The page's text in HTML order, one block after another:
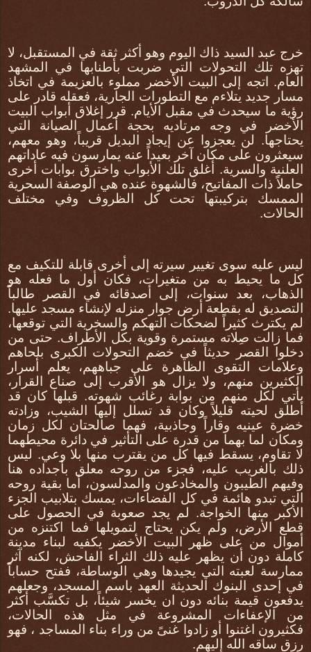
خرج عبد السيد ذاك اليوم وهو أكثر ثقة في المستقبل، لا
تهزه تلك التحولات التي ضربت بأطنابها في المشهد
العام. اتجه إلى البيت الأخضر مملوء بالعزيمة في اتخاذ
مسار جديد يتلاءم مع التطورات الجارية، فعقله قادر على
رؤية ما سيحدث في مقبل الأيام. قرر إغلاق أبواب البيت
الأخضر في وجه مرتاديه بحجة أعمال الصيانة التي
يحتاجها. لن يعجزوا عن إيجاد البديل قريباً، وهو معهم،
سيعثرون على مكان آخر بعيداً عنه يمارسون فيه عاداتهم
العلنية والسرية. أغلق تلك الأبواب واخترق بوابات أخرى
حاملاً ذات المفاتيح، فالشهوة عنده هي الوصفة السحرية
الممسك بتركيبتها تحت كل الظروف وفي مختلف
الحالات.
ليس عليه سوى تغيير سيرته إلى أخرى قابلة للتكيف مع
كل ما يحيط به من متغيرات، فكان أول ما فعله هو
الذهاب، بعد سنوات، إلى أصدقائه في القصر طالباً
التصديق له بقطعة أرض جوار منزله لإنشاء مسجد عليها.
لم يكترث كثيراً لضحكات التهكم والسخرية التي توقعها،
فما زالت صِلاته مستمرة وقوية بكل الأطراف. حتى من
دخلوا القصر حديثاً في خضم التحولات الكبرى بلحاهم
وعلامات التقوى الظاهرة على جباههم، يعلم أسرار
الكثيرين منهم، ولا يزال هو الأقرب إلى صناع القرار،
يأتي لكل منهم من بوابة رغائب شهوته. قبلها كان قد
أطلق لحيته قليلاً وكان قد تسلل إليها الشيب، وزادته
خضرة عينيه وقاراً وجاذبية، فهما صالحتان لكل زمان
ومكان لما بهما من قدرة على التأثير في دائرة محيطهما
لا تقاوم، يسقط فيها كل من يقترب منها بلا وعي. ليس
ذلك بالغريب عليه، فجزء من روحه معلق بأجداده هنا
وفيهم الطيبون والمخادعون والمدلسون، أما بقية روحه
التي تبدو هائمة في كل الفضاءات، يمسك بتلابيب الجزء
الأكبر منها الخواجة. لم يجد صعوبة في الحصول على
قطع الأرض، ولم يكن يحتاج لتمويلها فما اكتنزه من
أموال من على ظهر البيت الأخضر يكفيه لبناء مدينة
كاملة دون أن يظهر عليه ذلك الثراء الفاحش، لكنه آثر
ممارسة لعبته التي يجيدها وهي الوساطة، ففتح حساباً
في إحدى البنوك الحديثة العهد باسم المسجد، وجعلهم
يدفعون قيمة بنائه دون ان يخسر شيئاً، بل تكسَّب أكثر
من الإعفاءات المشروعة في مثل هذه الحالات،
فكثيرون اغتنوا أو زادوا غنىً من وراء بناء المساجد ، فهو
رزق ساقه الله إليهم.